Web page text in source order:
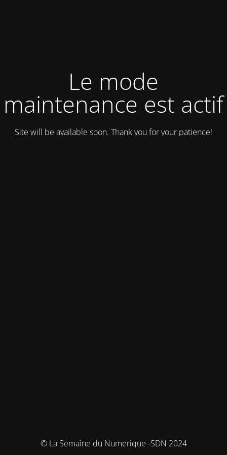
Le mode
maintenance est actif
Site will be available soon. Thank you for your patience!
© La Semaine du Numerique -SDN 2024